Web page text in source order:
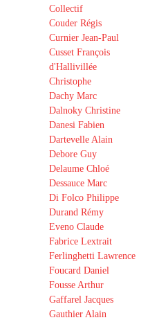
Collectif
Couder Régis
Curnier Jean-Paul
Cusset François
d'Hallivillée
Christophe
Dachy Marc
Dalnoky Christine
Danesi Fabien
Dartevelle Alain
Debore Guy
Delaume Chloé
Dessauce Marc
Di Folco Philippe
Durand Rémy
Eveno Claude
Fabrice Lextrait
Ferlinghetti Lawrence
Foucard Daniel
Fousse Arthur
Gaffarel Jacques
Gauthier Alain